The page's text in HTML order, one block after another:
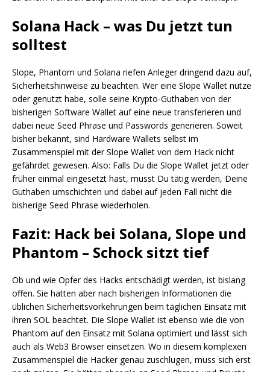
Solana Hack – was Du jetzt tun
solltest
Slope, Phantom und Solana riefen Anleger dringend dazu auf,
Sicherheitshinweise zu beachten. Wer eine Slope Wallet nutze
oder genutzt habe, solle seine Krypto-Guthaben von der
bisherigen Software Wallet auf eine neue transferieren und
dabei neue Seed Phrase und Passwords generieren. Soweit
bisher bekannt, sind Hardware Wallets selbst im
Zusammenspiel mit der Slope Wallet von dem Hack nicht
gefährdet gewesen. Also: Falls Du die Slope Wallet jetzt oder
früher einmal eingesetzt hast, musst Du tätig werden, Deine
Guthaben umschichten und dabei auf jeden Fall nicht die
bisherige Seed Phrase wiederholen.
Fazit: Hack bei Solana, Slope und
Phantom – Schock sitzt tief
Ob und wie Opfer des Hacks entschädigt werden, ist bislang
offen. Sie hatten aber nach bisherigen Informationen die
üblichen Sicherheitsvorkehrungen beim täglichen Einsatz mit
ihren SOL beachtet. Die Slope Wallet ist ebenso wie die von
Phantom auf den Einsatz mit Solana optimiert und lässt sich
auch als Web3 Browser einsetzen. Wo in diesem komplexen
Zusammenspiel die Hacker genau zuschlugen, muss sich erst